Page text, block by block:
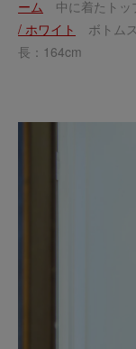
ーム 中に着たトッ
/ ホワイト
ボトム
長：164cm